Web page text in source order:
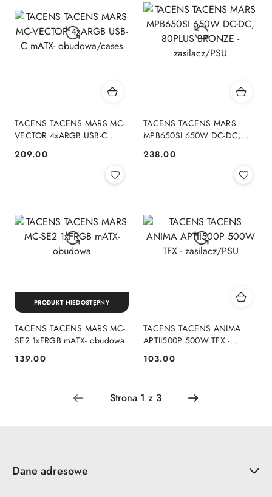
TACENS TACENS MARS MC-
VECTOR 4xARGB USB-C
Cena:
209.00
TACENS TACENS MARS
MPB650SI 650W DC-DC,
zasilacz/PSU
Cena:
238.00
TACENS TACENS MARS MC-
SE2 1xFRGB mATX- obudowa
Cena:
139.00
PRODUKT NIEDOSTĘPNY
TACENS TACENS ANIMA
APTII500P 500W TFX -
Cena:
103.00
Dane adresowe